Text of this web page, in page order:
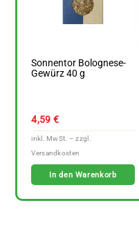
Sonnentor Bolognese-
Gewürz 40 g
4,59 €
In den Warenkorb